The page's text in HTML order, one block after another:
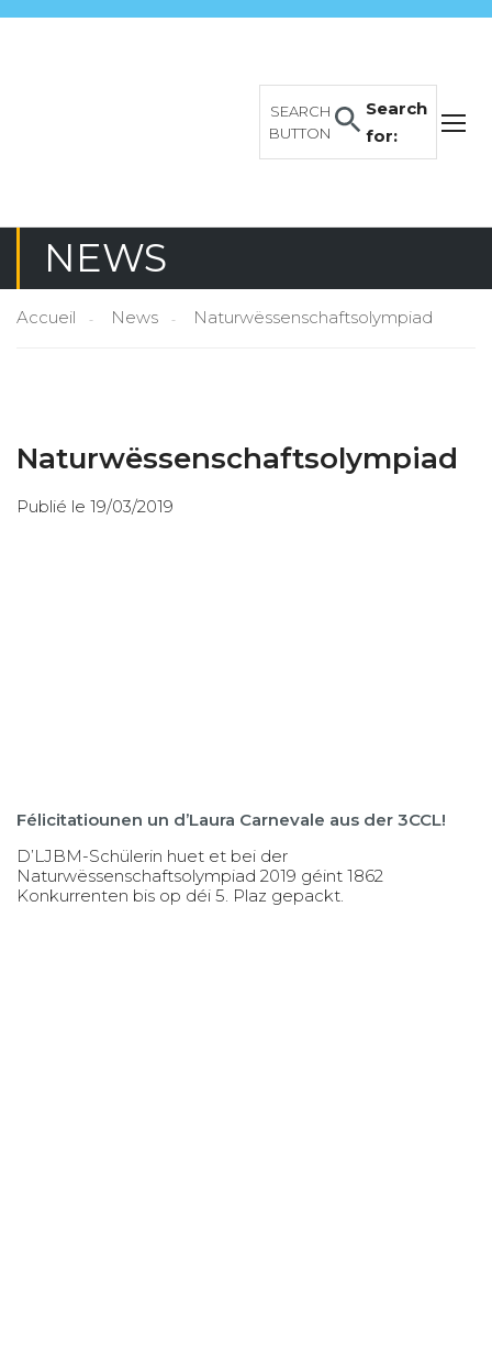
Search
for:
SEARCH
BUTTON
NEWS
Accueil News Naturwëssenschaftsolympiad
Naturwëssenschaftsolympiad
Publié le 19/03/2019
Félicitatiounen un d’Laura Carnevale aus der 3CCL!
D’LJBM-Schülerin huet et bei der
Naturwëssenschaftsolympiad 2019 géint 1862
Konkurrenten bis op déi 5. Plaz gepackt.